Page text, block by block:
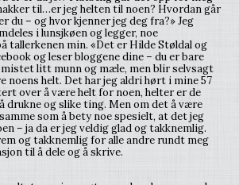
til…er jeg helten til noen? Hvordan går
du – og hvor kjenner jeg deg fra?» Jeg
i lunsjkøen og legger, noe
tallerkenen min. «Det er Hilde Støldal og
og leser bloggene dine – du er bare
mistet litt munn og mæle, men blir selvsagt
noens helt. Det har jeg aldri hørt i mine 57
over å være helt for noen, helter er de
drukne og slike ting. Men om det å være
som å bety noe spesielt, at det jeg
– ja da er jeg veldig glad og takknemlig.
og takknemlig for alle andre rundt meg
til å dele og å skrive.